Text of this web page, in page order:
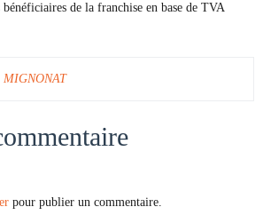
de la franchise en base de TVA
MIGNONAT
pour publier un commentaire.